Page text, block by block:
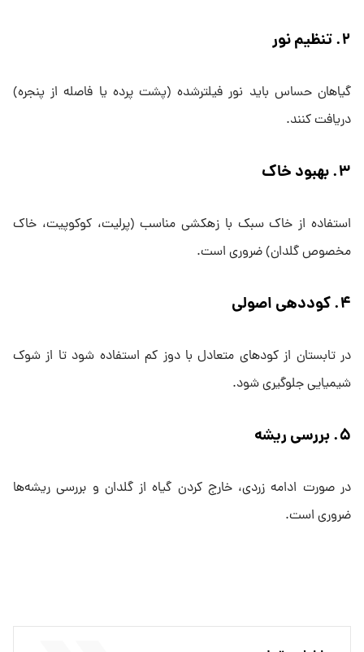
۲. تنظیم نور
گیاهان حساس باید نور فیلترشده (پشت پرده یا فاصله از پنجره)
دریافت کنند.
۳. بهبود خاک
استفاده از خاک سبک با زهکشی مناسب (پرلیت، کوکوپیت، خاک
مخصوص گلدان) ضروری است.
۴. کوددهی اصولی
در تابستان از کودهای متعادل با دوز کم استفاده شود تا از شوک
شیمیایی جلوگیری شود.
۵. بررسی ریشه
در صورت ادامه زردی، خارج کردن گیاه از گلدان و بررسی ریشه‌ها
ضروری است.